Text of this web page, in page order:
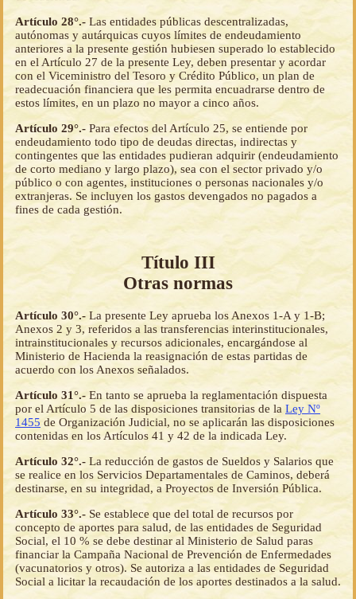
Artículo 28°.- Las entidades públicas descentralizadas,
autónomas y autárquicas cuyos límites de endeudamiento
anteriores a la presente gestión hubiesen superado lo establecido
en el Artículo 27 de la presente Ley, deben presentar y acordar
con el Viceministro del Tesoro y Crédito Público, un plan de
readecuación financiera que les permita encuadrarse dentro de
estos límites, en un plazo no mayor a cinco años.
Artículo 29°.- Para efectos del Artículo 25, se entiende por
endeudamiento todo tipo de deudas directas, indirectas y
contingentes que las entidades pudieran adquirir (endeudamiento
de corto mediano y largo plazo), sea con el sector privado y/o
público o con agentes, instituciones o personas nacionales y/o
extranjeras. Se incluyen los gastos devengados no pagados a
fines de cada gestión.
Título III
Otras normas
Artículo 30°.- La presente Ley aprueba los Anexos 1-A y 1-B;
Anexos 2 y 3, referidos a las transferencias interinstitucionales,
intrainstitucionales y recursos adicionales, encargándose al
Ministerio de Hacienda la reasignación de estas partidas de
acuerdo con los Anexos señalados.
Artículo 31°.- En tanto se aprueba la reglamentación dispuesta
por el Artículo 5 de las disposiciones transitorias de la Ley Nº
1455 de Organización Judicial, no se aplicarán las disposiciones
contenidas en los Artículos 41 y 42 de la indicada Ley.
Artículo 32°.- La reducción de gastos de Sueldos y Salarios que
se realice en los Servicios Departamentales de Caminos, deberá
destinarse, en su integridad, a Proyectos de Inversión Pública.
Artículo 33°.- Se establece que del total de recursos por
concepto de aportes para salud, de las entidades de Seguridad
Social, el 10 % se debe destinar al Ministerio de Salud paras
financiar la Campaña Nacional de Prevención de Enfermedades
(vacunatorios y otros). Se autoriza a las entidades de Seguridad
Social a licitar la recaudación de los aportes destinados a la salud.